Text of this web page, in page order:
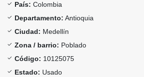
País: Colombia
Departamento: Antioquia
Ciudad: Medellín
Zona / barrio: Poblado
Código: 10125075
Estado: Usado